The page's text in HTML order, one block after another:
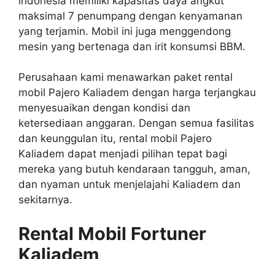
maksimal 7 penumpang dengan kenyamanan
yang terjamin. Mobil ini juga menggendong
mesin yang bertenaga dan irit konsumsi BBM.
Perusahaan kami menawarkan paket rental
mobil Pajero Kaliadem dengan harga terjangkau
menyesuaikan dengan kondisi dan
ketersediaan anggaran. Dengan semua fasilitas
dan keunggulan itu, rental mobil Pajero
Kaliadem dapat menjadi pilihan tepat bagi
mereka yang butuh kendaraan tangguh, aman,
dan nyaman untuk menjelajahi Kaliadem dan
sekitarnya.
Rental Mobil Fortuner
Kaliadem